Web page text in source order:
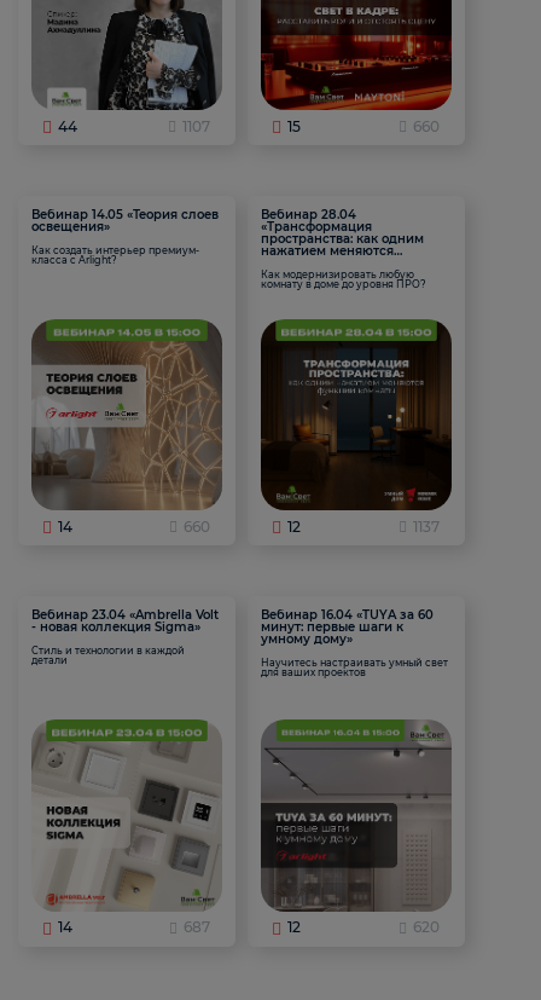
44 1107 15 660
Вебинар 14.05 «Теория слоев
освещения»
Как создать интерьер премиум-
класса с Arlight?
14 660
Вебинар 28.04
«Трансформация
пространства: как одним
нажатием меняются
Как модернизировать любую
комнату в доме до уровня ПРО?
12 1137
Вебинар 23.04 «Ambrella Volt
- новая коллекция Sigma»
Стиль и технологии в каждой
детали
14 687
Вебинар 16.04 «TUYA за 60
минут: первые шаги к
умному дому»
Научитесь настраивать умный свет
для ваших проектов
12 620